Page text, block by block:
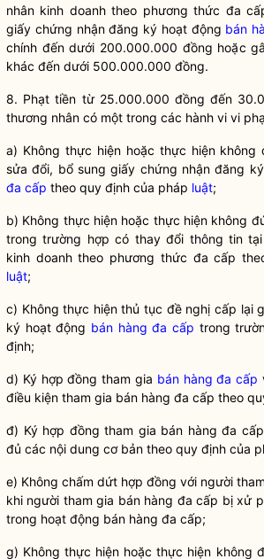
nhân kinh doanh theo phương thức đa
giấy chứng nhận đăng ký hoạt động bán
chính đến dưới 200.000.000 đồng hoặc
khác đến dưới 500.000.000 đồng.
8. Phạt tiền từ 25.000.000 đồng đến
thương nhân có một trong các hành vi vi
a) Không thực hiện hoặc thực hiện
sửa đổi, bổ sung giấy chứng nhận đăng
đa cấp theo quy định của pháp luật;
b) Không thực hiện hoặc thực hiện không
trong trường hợp có thay đổi thông tin
kinh doanh theo phương thức đa cấp
luật;
c) Không thực hiện thủ tục đề nghị cấp lại
ký hoạt động bán hàng đa cấp trong
định;
d) Ký hợp đồng tham gia bán hàng đa cấp
điều kiện tham gia bán hàng đa cấp theo
đ) Ký hợp đồng tham gia bán hàng đa cấp
đủ các nội dung cơ bản theo quy định của
e) Không chấm dứt hợp đồng với người
khi người tham gia bán hàng đa cấp bị xử
trong hoạt động bán hàng đa cấp;
g) Không thực hiện hoặc thực hiện không